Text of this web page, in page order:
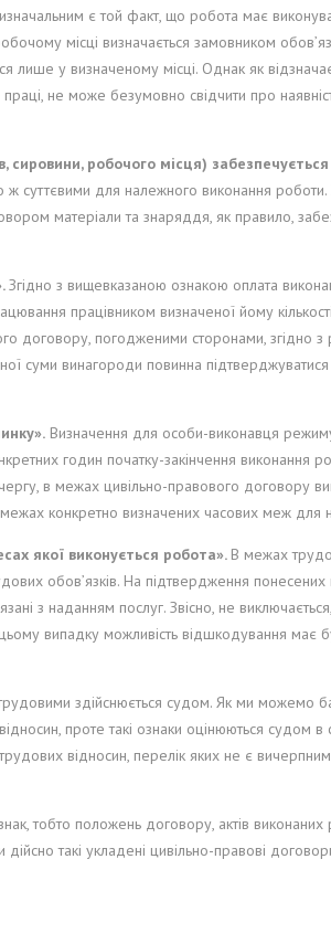
є той факт, що робота має
місці визначається замовником
лише у визначеному місці. Однак як
не може безумовно свідчити про
робочого місця)
суттєвими для належного виконання
матеріали та знаряддя, як правило,
Згідно з вищевказаною ознакою оплата
працівником визначеної йому
договору, погодженими сторонами, згідно
суми винагороди повинна підтверджуватися
Визначення для особи-виконавця
годин початку-закінчення виконання
в межах цивільно-правового договору
конкретно визначених часових меж для
якої виконується робота». В межах
обов’язків. На підтвердження понесених
з наданням послуг. Звісно, не
випадку можливість відшкодування
здійснюється судом. Як ми можемо
проте такі ознаки оцінюються судом в
відносин, перелік яких не є
тобто положень договору, актів
такі укладені цивільно-правові